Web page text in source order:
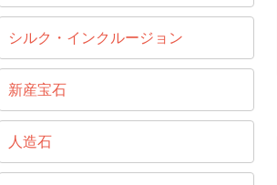
シルク・インクルージョン
新産宝石
人造石